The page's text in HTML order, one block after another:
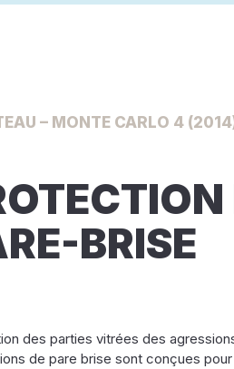
– MONTE CARLO 4
BRISE
des parties vitrées des
de pare brise sont conçues pour